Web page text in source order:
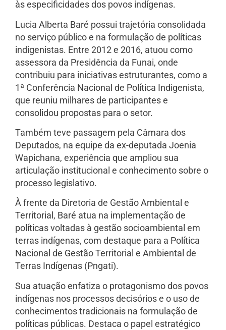
às especificidades dos povos indígenas.
Lucia Alberta Baré possui trajetória consolidada
no serviço público e na formulação de políticas
indigenistas. Entre 2012 e 2016, atuou como
assessora da Presidência da Funai, onde
contribuiu para iniciativas estruturantes, como a
1ª Conferência Nacional de Política Indigenista,
que reuniu milhares de participantes e
consolidou propostas para o setor.
Também teve passagem pela Câmara dos
Deputados, na equipe da ex-deputada Joenia
Wapichana, experiência que ampliou sua
articulação institucional e conhecimento sobre o
processo legislativo.
À frente da Diretoria de Gestão Ambiental e
Territorial, Baré atua na implementação de
políticas voltadas à gestão socioambiental em
terras indígenas, com destaque para a Política
Nacional de Gestão Territorial e Ambiental de
Terras Indígenas (Pngati).
Sua atuação enfatiza o protagonismo dos povos
indígenas nos processos decisórios e o uso de
conhecimentos tradicionais na formulação de
políticas públicas. Destaca o papel estratégico